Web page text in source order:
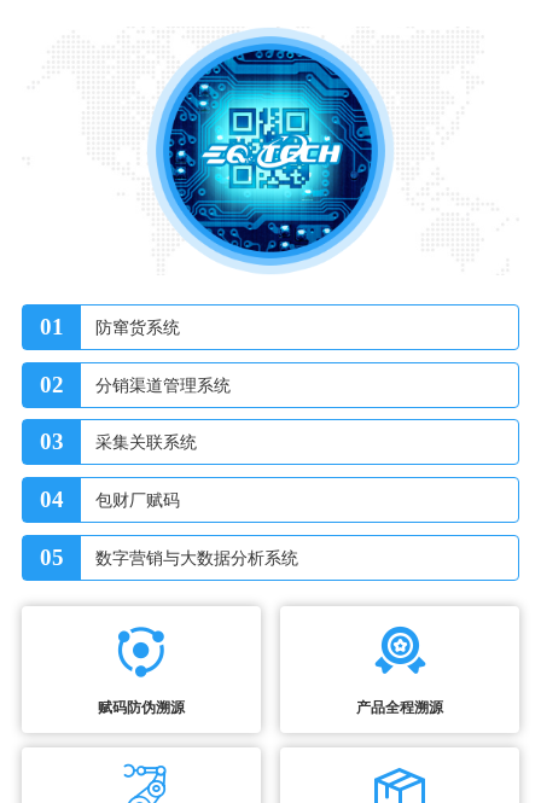
01 防窜货系统
02 分销渠道管理系统
03 采集关联系统
04 包财厂赋码
05 数字营销与大数据分析系统
赋码防伪溯源 产品全程溯源